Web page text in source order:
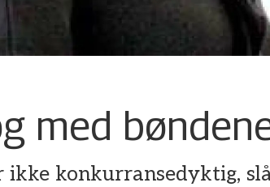
med
ikke konkurransedyktig,